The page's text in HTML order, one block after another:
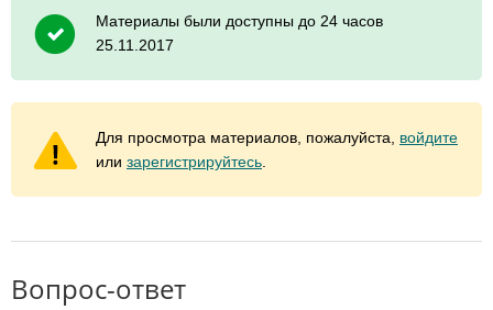
Материалы были доступны до 24 часов
25.11.2017
Для просмотра материалов, пожалуйста, войдите
или зарегистрируйтесь.
Вопрос-ответ